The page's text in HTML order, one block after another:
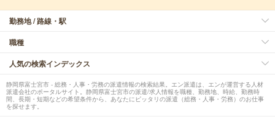
勤務地 / 路線・駅
職種
人気の検索インデックス
静岡県富士宮市 - 総務・人事・労務の派遣情報の検索結果。エン派遣は、エンが運営する人材
派遣会社のポータルサイト。静岡県富士宮市の派遣/求人情報を職種、勤務地、時給、勤務時
間、長期・短期などの希望条件から、あなたにピッタリの派遣（総務・人事・労務）のお仕事
を探せます。